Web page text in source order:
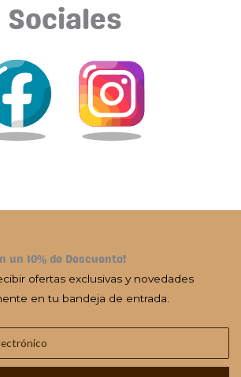
Sociales
un 10% de Descuento!
ofertas exclusivas y novedades
en tu bandeja de entrada.